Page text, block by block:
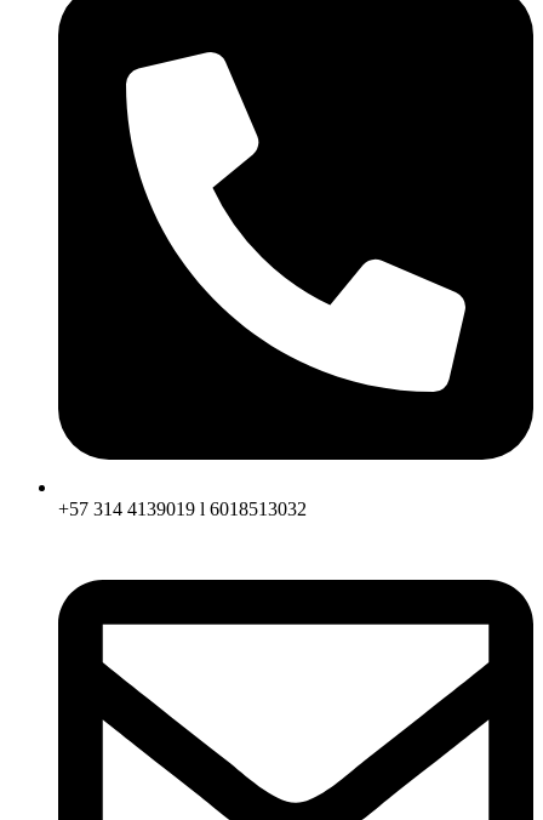
+57 314 4139019 l 6018513032